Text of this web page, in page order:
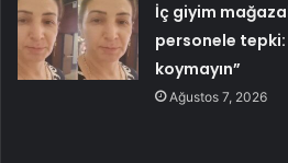
İç giyim
personele
koymayın”
Ağustos 7, 2026